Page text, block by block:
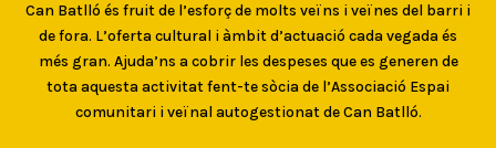
Can Batlló és fruit de l’esforç de molts veïns i veïnes del barri i
de fora. L’oferta cultural i àmbit d’actuació cada vegada és
més gran. Ajuda’ns a cobrir les despeses que es generen de
tota aquesta activitat fent-te sòcia de l’Associació Espai
comunitari i veïnal autogestionat de Can Batlló.